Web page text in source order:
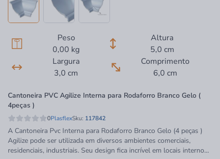
Peso
0,00 kg
Altura
5,0 cm
Largura
3,0 cm
Comprimento
6,0 cm
Cantoneira PVC Agilize Interna para Rodaforro Branco Gelo (
4peças )
0PlasflexSku: 117842
A Cantoneira Pvc Interna para Rodaforro Branco Gelo (4 peças )
Agilize pode ser utilizada em diversos ambientes comerciais,
residenciais, industriais. Seu design fica incrível em locais internos